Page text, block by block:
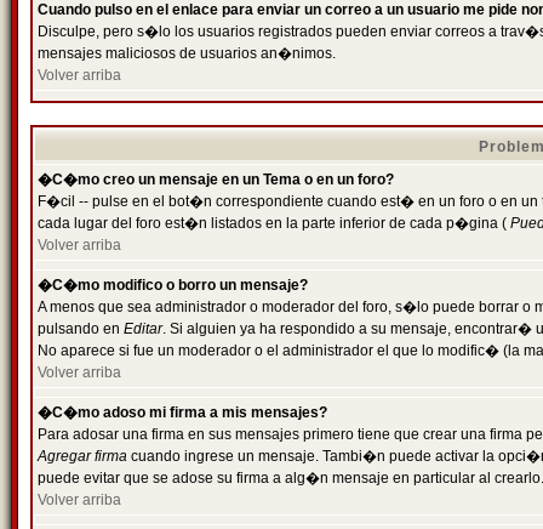
Cuando pulso en el enlace para enviar un correo a un usuario me pide
Disculpe, pero s�lo los usuarios registrados pueden enviar correos a
mensajes maliciosos de usuarios an�nimos.
Volver arriba
�C�mo creo un mensaje en un Tema o en un foro?
F�cil -- pulse en el bot�n correspondiente cuando est� en un foro o en
cada lugar del foro est�n listados en la parte inferior de cada p�gina (
Volver arriba
�C�mo modifico o borro un mensaje?
A menos que sea administrador o moderador del foro, s�lo puede borrar o
pulsando en Editar. Si alguien ya ha respondido a su mensaje, encontrar�
No aparece si fue un moderador o el administrador el que lo modific� (la
Volver arriba
�C�mo adoso mi firma a mis mensajes?
Para adosar una firma en sus mensajes primero tiene que crear una firma
Agregar firma cuando ingrese un mensaje. Tambi�n puede activar la
puede evitar que se adose su firma a alg�n mensaje en particular al crearlo.
Volver arriba